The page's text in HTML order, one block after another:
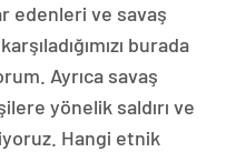
edenleri ve savaş
burada
Ayrıca savaş
yönelik saldırı ve
Hangi etnik